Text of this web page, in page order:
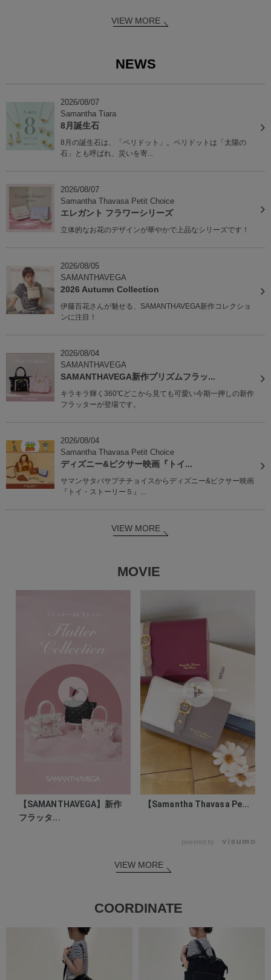
VIEW MORE
NEWS
2026/08/07
Samantha Tiara
8月誕生石
8月の誕生石は、「ペリドット」。ペリドットは「太陽の
石」とも呼ばれ、災いを寄...
2026/08/07
Samantha Thavasa Petit Choice
エレガント フラワーシリーズ
立体的なお花のデザインが華やかで上品なシリーズです！
2026/08/05
SAMANTHAVEGA
2026 Autumn Collection
伊藤百花さんが魅せる、SAMANTHAVEGA新作コレクショ
ンに注目！
2026/08/04
SAMANTHAVEGA
SAMANTHAVEGA新作プリズムフラッ...
キラキラ輝く360℃どこから見ても可愛い今期一押しの新作
フラッターが登場です。
2026/08/04
Samantha Thavasa Petit Choice
ディズニー&ピクサー映画『トイ...
サマンサタバサプチチョイスからディズニー&ピクサー映画
『トイ・ストーリー５』...
VIEW MORE
MOVIE
【SAMANTHAVEGA】新作
フラッタ...
【Samantha Thavasa Pe...
powered by
VIEW MORE
COORDINATE